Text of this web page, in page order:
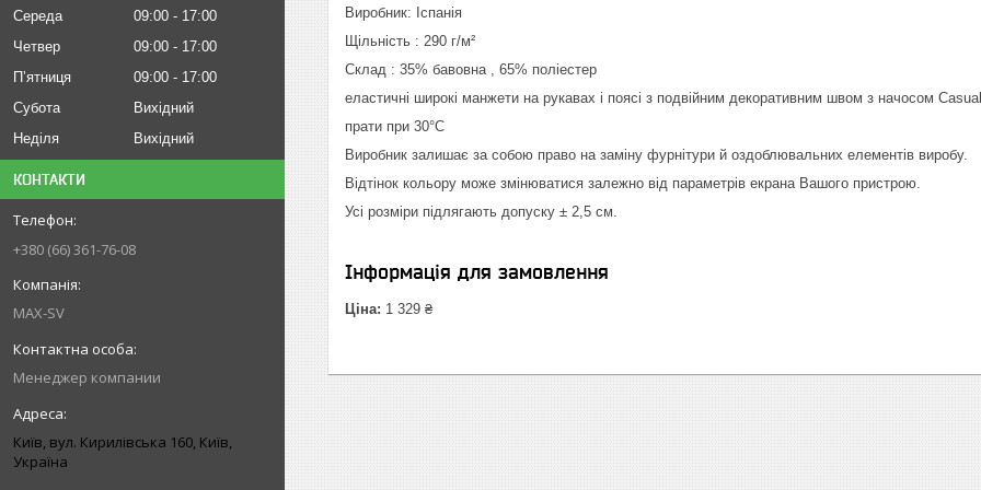
Середа 09:00
17:00
Четвер
09:00
17:00
Пʼятниця
09:00
17:00
Субота
Вихідний
Неділя
Вихідний
КОНТАКТИ
+380 (66) 361-76-08
MAX-SV
Менеджер компании
Київ, вул. Кирилівська 160, Київ,
Україна
Виробник: Іспанія
Щільність : 290 г/м²
Склад : 35% бавовна , 65% поліестер
еластичні широкі манжети на рукавах і поясі з подвійним декоративним швом з начосом
прати при 30°C
Виробник залишає за собою право на заміну фурнітури й оздоблювальних елементів виробу.
Відтінок кольору може змінюватися залежно від параметрів екрана Вашого пристрою.
Усі розміри підлягають допуску ± 2,5 см.
Інформація для замовлення
Ціна: 1 329 ₴